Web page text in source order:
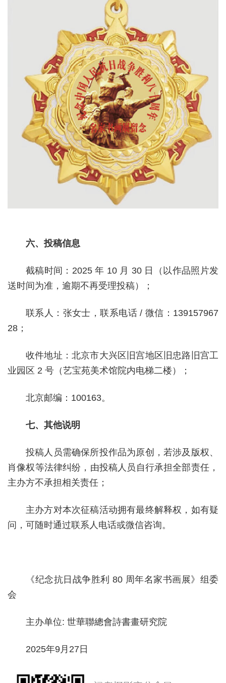
六、投稿信息
截稿时间：2025 年 10 月 30 日（以作品照片发
送时间为准，逾期不再受理投稿）；
联系人：张女士，联系电话 / 微信：139157967
28；
收件地址：北京市大兴区旧宫地区旧忠路旧宫工
业园区 2 号（艺宝苑美术馆院内电梯二楼）；
北京邮编：100163。
七、其他说明
投稿人员需确保所投作品为原创，若涉及版权、
肖像权等法律纠纷，由投稿人员自行承担全部责任，
主办方不承担相关责任；
主办方对本次征稿活动拥有最终解释权，如有疑
问，可随时通过联系人电话或微信咨询。
《纪念抗日战争胜利 80 周年名家书画展》组委
会
主办单位: 世華聯總會詩書畫研究院
2025年9月27日